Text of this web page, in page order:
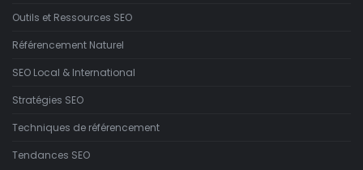
Outils et Ressources SEO
Référencement Naturel
SEO Local & International
Stratégies SEO
Techniques de référencement
Tendances SEO